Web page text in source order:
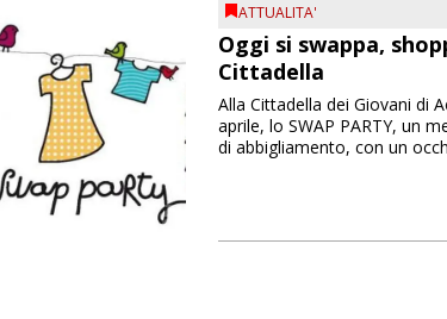
ATTUALITA'
Oggi si swappa,
Cittadella
Alla Cittadella dei Giovani di
aprile, lo SWAP PARTY, un
di abbigliamento, con un